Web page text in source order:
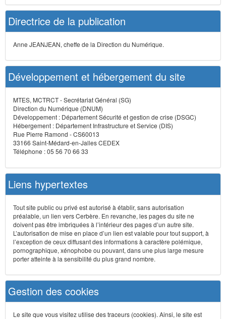
Directrice de la publication
Anne JEANJEAN, cheffe de la Direction du Numérique.
Développement et hébergement du site
MTES, MCTRCT - Secrétariat Général (SG)
Direction du Numérique (DNUM)
Développement : Département Sécurité et gestion de crise (DSGC)
Hébergement : Département Infrastructure et Service (DIS)
Rue Pierre Ramond - CS60013
33166 Saint-Médard-en-Jalles CEDEX
Téléphone : 05 56 70 66 33
Liens hypertextes
Tout site public ou privé est autorisé à établir, sans autorisation
préalable, un lien vers Cerbère. En revanche, les pages du site ne
doivent pas être imbriquées à l’intérieur des pages d’un autre site.
L’autorisation de mise en place d’un lien est valable pour tout support, à
l’exception de ceux diffusant des informations à caractère polémique,
pornographique, xénophobe ou pouvant, dans une plus large mesure
porter atteinte à la sensibilité du plus grand nombre.
Gestion des cookies
Le site que vous visitez utilise des traceurs (cookies). Ainsi, le site est